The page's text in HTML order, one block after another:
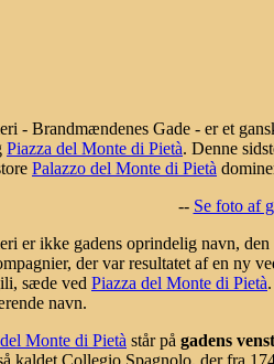
- Brandmændenes Gade - er et
Piazza del Monte di Pietà. Denne
Palazzo del Monte di Pietà
-- Se foto af
er ikke gadens oprindelig navn,
der var resultatet af en ny
sæde ved Piazza del Monte di Pietà
navn.
Monte di Pietà står på gadens
kaldet Collegio Spagnolo, der fra